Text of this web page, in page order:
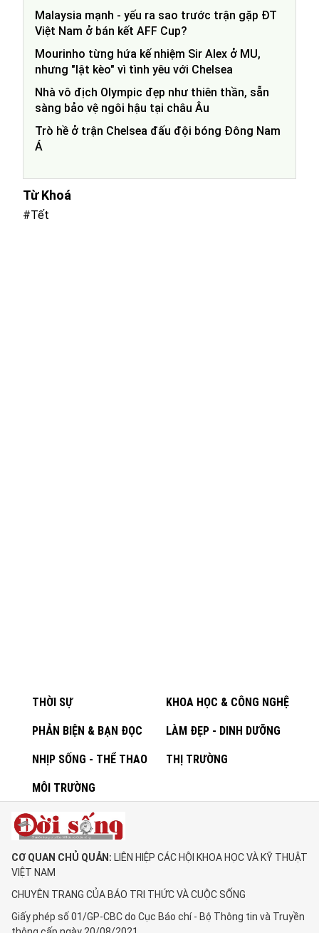
Malaysia mạnh - yếu ra sao trước trận gặp ĐT
Việt Nam ở bán kết AFF Cup?
Mourinho từng hứa kế nhiệm Sir Alex ở MU,
nhưng "lật kèo" vì tình yêu với Chelsea
Nhà vô địch Olympic đẹp như thiên thần, sẵn
sàng bảo vệ ngôi hậu tại châu Âu
Trò hề ở trận Chelsea đấu đội bóng Đông Nam
Á
Từ Khoá
#Tết
THỜI SỰ KHOA HỌC & CÔNG NGHỆ
PHẢN BIỆN & BẠN ĐỌC LÀM ĐẸP - DINH DƯỠNG
NHỊP SỐNG - THỂ THAO THỊ TRƯỜNG
MÔI TRƯỜNG
CƠ QUAN CHỦ QUẢN: LIÊN HIỆP CÁC HỘI KHOA HỌC VÀ KỸ THUẬT
VIỆT NAM
CHUYÊN TRANG CỦA BÁO TRI THỨC VÀ CUỘC SỐNG
Giấy phép số 01/GP-CBC do Cục Báo chí - Bộ Thông tin và Truyền